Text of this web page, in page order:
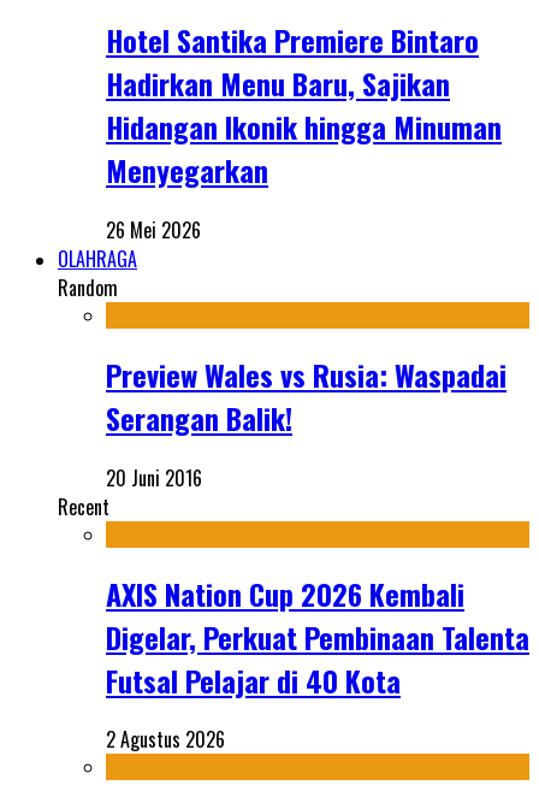
Hotel Santika Premiere Bintaro
Hadirkan Menu Baru, Sajikan
Hidangan Ikonik hingga Minuman
Menyegarkan
26 Mei 2026
OLAHRAGA
Random
Preview Wales vs Rusia: Waspadai
Serangan Balik!
20 Juni 2016
Recent
AXIS Nation Cup 2026 Kembali
Digelar, Perkuat Pembinaan Talenta
Futsal Pelajar di 40 Kota
2 Agustus 2026